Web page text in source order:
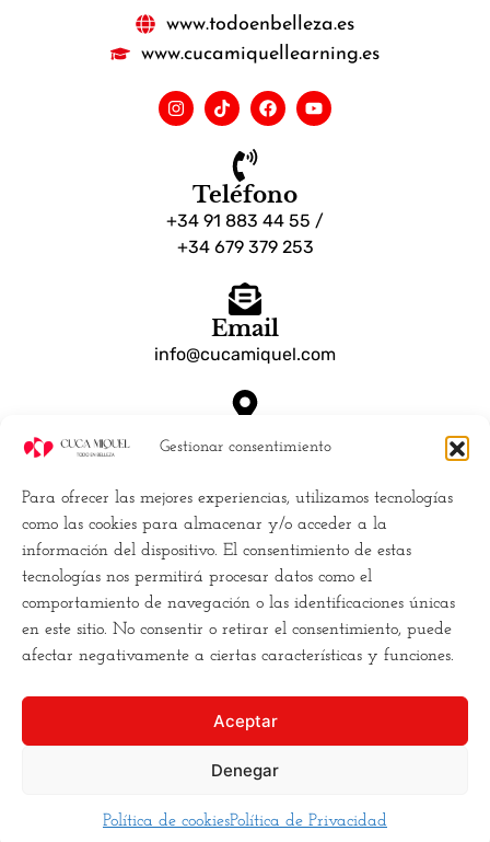
Gestionar consentimiento
Para ofrecer las mejores experiencias, utilizamos tecnologías
como las cookies para almacenar y/o acceder a la
información del dispositivo. El consentimiento de estas
tecnologías nos permitirá procesar datos como el
comportamiento de navegación o las identificaciones únicas
en este sitio. No consentir o retirar el consentimiento, puede
afectar negativamente a ciertas características y funciones.
Aceptar
Denegar
Política de cookiesPolítica de Privacidad
www.todoenbelleza.es
www.cucamiquellearning.es
Teléfono
+34 91 883 44 55 /
+34 679 379 253
Email
info@cucamiquel.com
Dónde estamos
Calle Luchana, 25 28010 Madrid España
Empresa
Políticas de Cookies (UE)
Política de privacidad
Términos y Condiciones
Conviertete en distribuidor
excelencia
necesitamosromper los moldes. Hacemos la estética
de una forma diferente,más cercana